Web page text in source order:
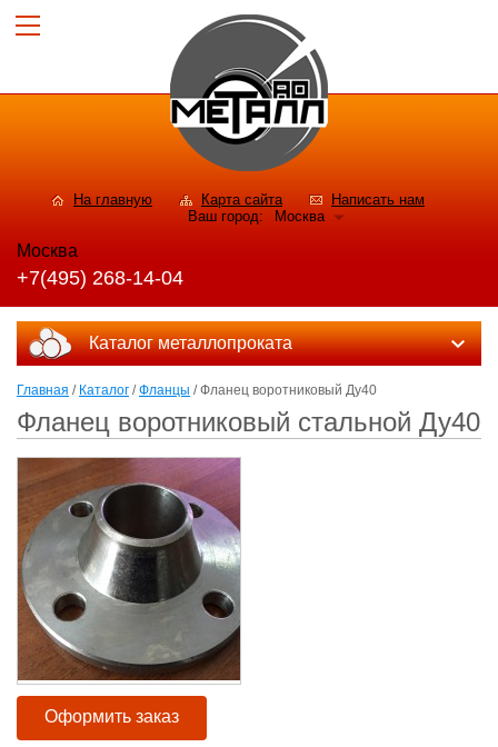
На главную Карта сайта
Написать нам
Ваш город:
Москва
Москва
+7(495) 268-14-04
Каталог металлопроката
Главная / Каталог /Фланцы / Фланец воротниковый Ду40
Фланец воротниковый стальной Ду40
Оформить заказ